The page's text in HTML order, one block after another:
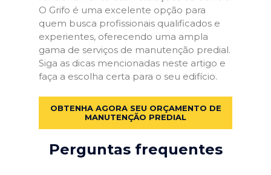
O Grifo é uma excelente opção para
quem busca profissionais qualificados e
experientes, oferecendo uma ampla
gama de serviços de manutenção predial.
Siga as dicas mencionadas neste artigo e
faça a escolha certa para o seu edifício.
OBTENHA AGORA SEU ORÇAMENTO DE
MANUTENÇÃO PREDIAL
Perguntas frequentes